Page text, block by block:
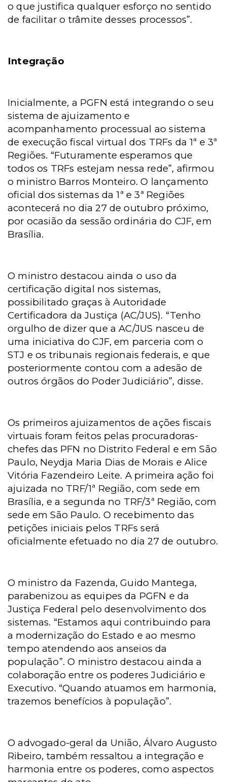
o que justifica qualquer esforço no sentido
de facilitar o trâmite desses processos”.
Integração
Inicialmente, a PGFN está integrando o seu
sistema de ajuizamento e
acompanhamento processual ao sistema
de execução fiscal virtual dos TRFs da 1ª e 3ª
Regiões. “Futuramente esperamos que
todos os TRFs estejam nessa rede”, afirmou
o ministro Barros Monteiro. O lançamento
oficial dos sistemas da 1ª e 3ª Regiões
acontecerá no dia 27 de outubro próximo,
por ocasião da sessão ordinária do CJF, em
Brasília.
O ministro destacou ainda o uso da
certificação digital nos sistemas,
possibilitado graças à Autoridade
Certificadora da Justiça (AC/JUS). “Tenho
orgulho de dizer que a AC/JUS nasceu de
uma iniciativa do CJF, em parceria com o
STJ e os tribunais regionais federais, e que
posteriormente contou com a adesão de
outros órgãos do Poder Judiciário”, disse.
Os primeiros ajuizamentos de ações fiscais
virtuais foram feitos pelas procuradoras-
chefes das PFN no Distrito Federal e em São
Paulo, Neydja Maria Dias de Morais e Alice
Vitória Fazendeiro Leite. A primeira ação foi
ajuizada no TRF/1ª Região, com sede em
Brasília, e a segunda no TRF/3ª Região, com
sede em São Paulo. O recebimento das
petições iniciais pelos TRFs será
oficialmente efetuado no dia 27 de outubro.
O ministro da Fazenda, Guido Mantega,
parabenizou as equipes da PGFN e da
Justiça Federal pelo desenvolvimento dos
sistemas. “Estamos aqui contribuindo para
a modernização do Estado e ao mesmo
tempo atendendo aos anseios da
população”. O ministro destacou ainda a
colaboração entre os poderes Judiciário e
Executivo. “Quando atuamos em harmonia,
trazemos benefícios à população”.
O advogado-geral da União, Álvaro Augusto
Ribeiro, também ressaltou a integração e
harmonia entre os poderes, como aspectos